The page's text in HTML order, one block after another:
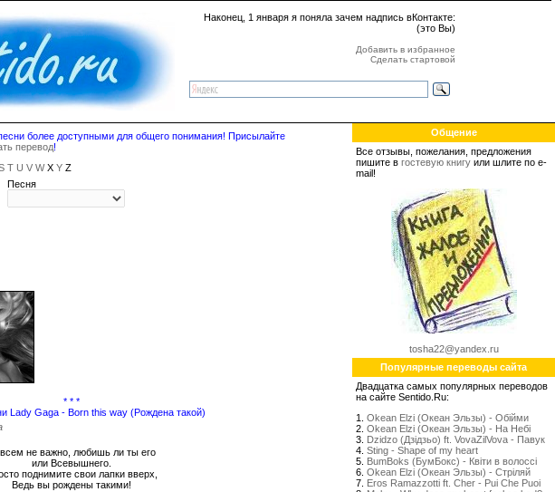
Наконец, 1 января я поняла зачем надпись вКонтакте:
(это Вы)
Добавить в избранное
Сделать стартовой
более доступными для общего понимания! Присылайте
перевод!
T U V WX Y Z
Песня
* * *
Lady Gaga - Born this way (Рождена такой)
не важно, любишь ли ты его
или Всевышнего.
поднимите свои лапки вверх,
Ведь вы рождены такими!
Общение
Все отзывы, пожелания, предложения
пишите в гостевую книгу или шлите по e-
mail!
tosha22@yandex.ru
Популярные переводы сайта
Двадцатка самых популярных переводов
на сайте Sentido.Ru:
1. Okean Elzi (Океан Эльзы) - Обійми
2. Okean Elzi (Океан Эльзы) - На Небі
3. Dzidzo (Дзідзьо) ft. VovaZilVova - Павук
4. Sting - Shape of my heart
5. BumBoks (БумБокс) - Квіти в волоссі
6. Okean Elzi (Океан Эльзы) - Стрiляй
7. Eros Ramazzotti ft. Cher - Pui Che Puoi